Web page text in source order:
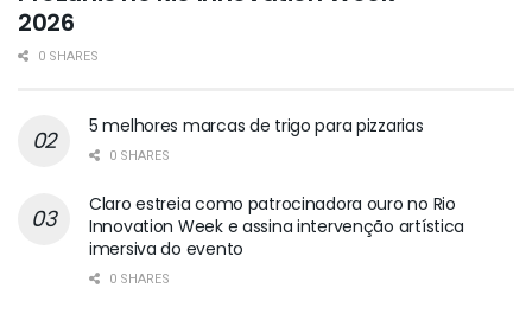
2026
0 SHARES
5 melhores marcas de trigo para pizzarias
0 SHARES
Claro estreia como patrocinadora ouro no Rio
Innovation Week e assina intervenção artística
imersiva do evento
0 SHARES